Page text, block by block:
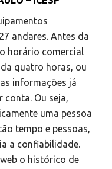
andares. Antes da
horário comercial
quatro horas, ou
informações já
conta. Ou seja,
uma pessoa
tempo e pessoas,
a confiabilidade.
o histórico de